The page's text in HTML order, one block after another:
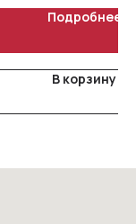
Подробнее
В корзину